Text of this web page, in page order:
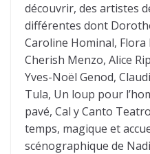
découvrir, des artistes
différentes dont
Caroline Hominal,
Cherish Menzo, Alice
Yves-Noël Genod,
Tula, Un loup pour
pavé, Cal y Canto
temps, magique et
scénographique de